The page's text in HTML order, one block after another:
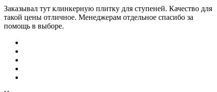
Заказывал тут клинкерную плитку для ступеней. Качество для
такой цены отличное. Менеджерам отдельное спасибо за
помощь в выборе.